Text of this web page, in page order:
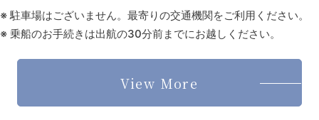
※ 駐車場はございません。最寄りの交通機関をご利用ください。
※ 乗船のお手続きは出航の30分前までにお越しください。
View More